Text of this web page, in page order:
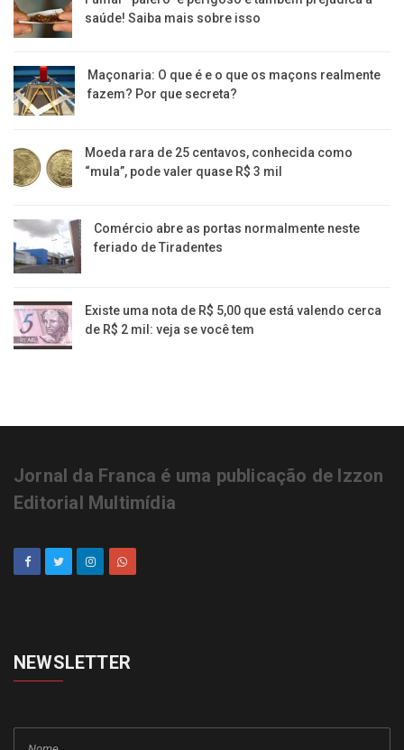
saúde! Saiba mais sobre isso
Maçonaria: O que é e o que os maçons realmente
fazem? Por que secreta?
Moeda rara de 25 centavos, conhecida como
“mula”, pode valer quase R$ 3 mil
Comércio abre as portas normalmente neste
feriado de Tiradentes
Existe uma nota de R$ 5,00 que está valendo cerca
de R$ 2 mil: veja se você tem
Jornal da Franca é uma publicação de Izzon
Editorial Multimídia
NEWSLETTER